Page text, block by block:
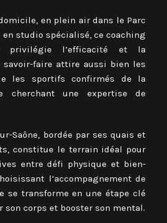
en plein air dans le Parc
en studio spécialisé, ce coaching
privilégie l’efficacité et la
savoir-faire attire aussi bien les
les sportifs confirmés de la
cherchant une expertise de
Saône, bordée par ses quais et
constitue le terrain idéal pour
entre défi physique et bien-
l’accompagnement de
se transforme en une étape clé
son corps et booster son mental.